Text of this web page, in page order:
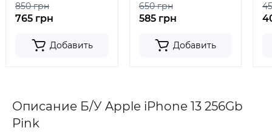
850 грн
765 грн
Добавить
650 грн
585 грн
Добавить
Описание Б/У Apple iPhone 13 256Gb
Pink